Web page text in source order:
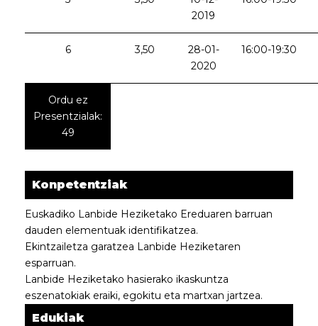
2019
6 3,50
28-01-
2020
16:00-19:30
Ordu ez
Presentzialak:
49
Konpetentziak
Euskadiko Lanbide Heziketako Ereduaren barruan
dauden elementuak identifikatzea.
Ekintzailetza garatzea Lanbide Heziketaren
esparruan.
Lanbide Heziketako hasierako ikaskuntza
eszenatokiak eraiki, egokitu eta martxan jartzea.
Edukiak